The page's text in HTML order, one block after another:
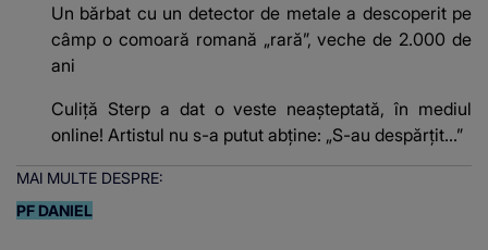
Un bărbat cu un detector de metale a descoperit pe
câmp o comoară romană „rară”, veche de 2.000 de
ani
Culiță Sterp a dat o veste neașteptată, în mediul
online! Artistul nu s-a putut abține: „S-au despărțit...”
MAI MULTE DESPRE:
PF DANIEL